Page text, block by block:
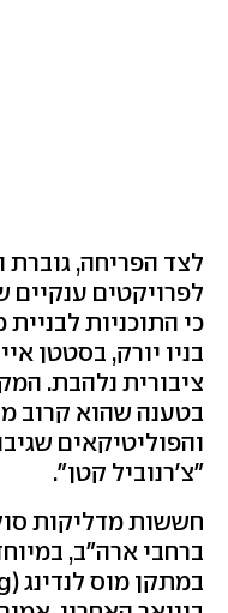
לצד הפריחה, גוברת
לפרויקטים ענקיים
כי התוכניות
בניו יורק, בסטטן
ציבורית נלהבת.
בטענה שהוא קרוב
והפוליטיקאים
"צ'רנוביל קטן".
חששות מדליקות
ברחבי ארה"ב,
במתקן מוס לנדינג (